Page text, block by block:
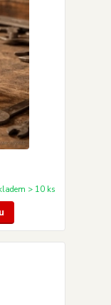
> 10 ks